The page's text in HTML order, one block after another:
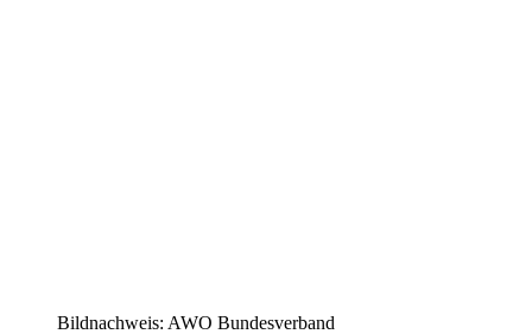
Bildnachweis: AWO Bundesverband